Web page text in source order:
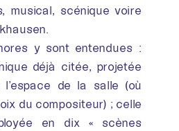
musical, scénique voire
y sont entendues :
déjà citée, projetée
de la salle (où
du compositeur) ; celle
en dix « scènes